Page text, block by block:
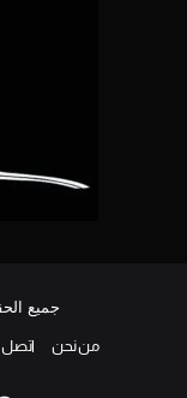
جميع
من نحن اتصل